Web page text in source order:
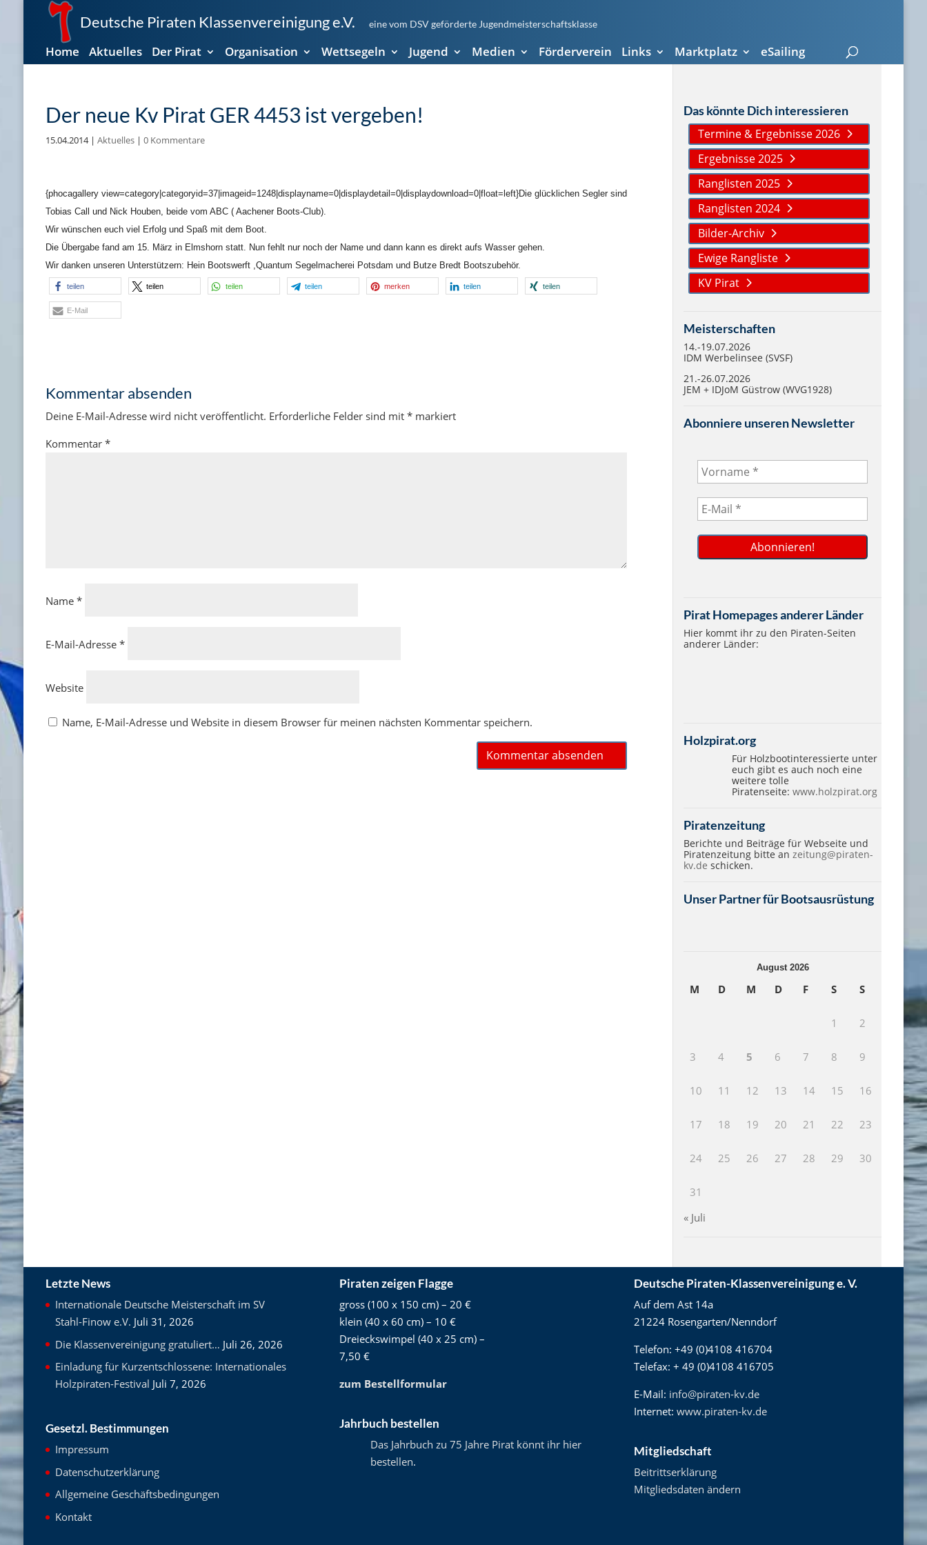
Deutsche Piraten Klassenvereinigung e.V. eine vom DSV geförderte Jugendmeisterschaftsklasse
Home Aktuelles Der Pirat Organisation Wettsegeln Jugend Medien Förderverein Links Marktplatz eSailing
Der neue Kv Pirat GER 4453 ist vergeben!
15.04.2014| Aktuelles| 0 Kommentare
{phocagallery view=category|categoryid=37|imageid=1248|displayname=0|displaydetail=0|displaydownload=0|float=left}Die glücklichen Segler sind
Tobias Call und Nick Houben, beide vom ABC ( Aachener Boots-Club).
Wir wünschen euch viel Erfolg und Spaß mit dem Boot.
Die Übergabe fand am 15. März in Elmshorn statt. Nun fehlt nur noch der Name und dann kann es direkt aufs Wasser gehen.
Wir danken unseren Unterstützern: Hein Bootswerft ,Quantum Segelmacherei Potsdam und Butze Bredt Bootszubehör.
teilen teilen teilen teilen merken teilen teilen
E-Mail
Kommentar absenden
Deine E-Mail-Adresse wird nicht veröffentlicht. Erforderliche Felder sind mit *markiert
Kommentar *
Name *
E-Mail-Adresse *
Website
Name, E-Mail-Adresse und Website in diesem Browser für meinen nächsten Kommentar speichern.
Das könnte Dich interessieren
Termine & Ergebnisse 2026
Ergebnisse 2025
Ranglisten 2025
Ranglisten 2024
Bilder-Archiv
Ewige Rangliste
KV Pirat
Meisterschaften
14.-19.07.2026
IDM Werbelinsee (SVSF)
21.-26.07.2026
JEM + IDJoM Güstrow (WVG1928)
Abonniere unseren Newsletter
Pirat Homepages anderer Länder
Hier kommt ihr zu den Piraten-Seiten
anderer Länder:
Holzpirat.org
Für Holzbootinteressierte unter
euch gibt es auch noch eine
weitere tolle
Piratenseite:www.holzpirat.org
Piratenzeitung
Berichte und Beiträge für Webseite und
Piratenzeitung bitte anzeitung@piraten-
kv.de schicken.
Unser Partner für Bootsausrüstung
August 2026
M D M D F S S
1 2
3 4 5 6 7 8 9
10 11 12 13 14 15 16
17 18 19 20 21 22 23
24 25 26 27 28 29 30
31
« Juli
Letzte News
Internationale Deutsche Meisterschaft im SV
Stahl-Finow e.V. Juli 31, 2026
Die Klassenvereinigung gratuliert… Juli 26, 2026
Einladung für Kurzentschlossene: Internationales
Holzpiraten-Festival Juli 7, 2026
Gesetzl. Bestimmungen
Impressum
Datenschutzerklärung
Allgemeine Geschäftsbedingungen
Kontakt
Piraten zeigen Flagge
gross (100 x 150 cm) – 20 €
klein (40 x 60 cm) – 10 €
Dreieckswimpel (40 x 25 cm) –
7,50 €
zum Bestellformular
Jahrbuch bestellen
Das Jahrbuch zu 75 Jahre Pirat könnt ihr hier
bestellen.
Deutsche Piraten-Klassenvereinigung e. V.
Auf dem Ast 14a
21224 Rosengarten/Nenndorf
Telefon: +49 (0)4108 416704
Telefax: + 49 (0)4108 416705
E-Mail: info@piraten-kv.de
Internet: www.piraten-kv.de
Mitgliedschaft
Beitrittserklärung
Mitgliedsdaten ändern